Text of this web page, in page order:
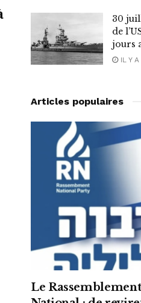
30
de
jours
IL Y A
Articles populaires
Le Rassemblement